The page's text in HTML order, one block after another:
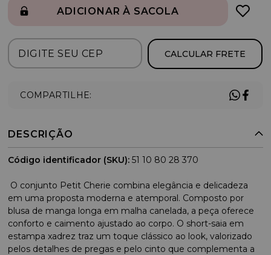
ADICIONAR À SACOLA
CALCULAR FRETE
COMPARTILHE:
DESCRIÇÃO
Código identificador (SKU): 51 10 80 28 370
O conjunto Petit Cherie combina elegância e delicadeza
em uma proposta moderna e atemporal. Composto por
blusa de manga longa em malha canelada, a peça oferece
conforto e caimento ajustado ao corpo. O short-saia em
estampa xadrez traz um toque clássico ao look, valorizado
pelos detalhes de pregas e pelo cinto que complementa a